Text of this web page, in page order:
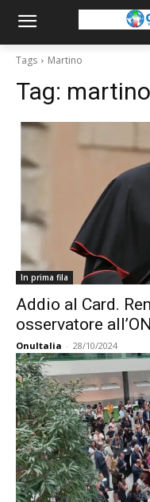
Tags Martino
Tag: martino
In prima fila
Addio al Card.
osservatore
OnuItalia - 28/10/2024